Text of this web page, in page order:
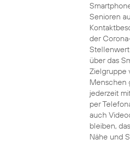
Senioren
der
über das
Zielgruppe
Menschen
jederzeit
per
auch
bleiben,
Nähe und